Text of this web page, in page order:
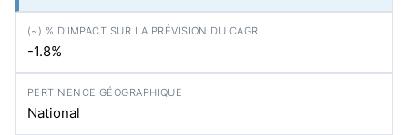
-1.8%
National